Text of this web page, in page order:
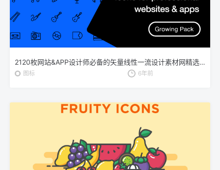
2120枚网站&APP设计师必备的矢量线性一流设计素材网精选图标集 Ultimate Icons Growing Pack
图标 6年前